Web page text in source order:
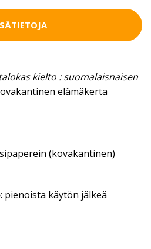
kielto : suomalaisnaisen
elämäkerta
(kovakantinen)
: pienoista käytön jälkeä